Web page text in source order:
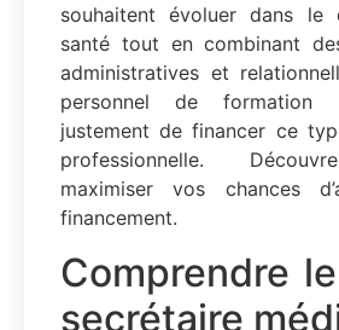
souhaitent évoluer dans le
santé tout en combinant
administratives et
personnel de formation
justement de financer ce
professionnelle.
maximiser vos chances
financement.
Comprendre
secrétaire